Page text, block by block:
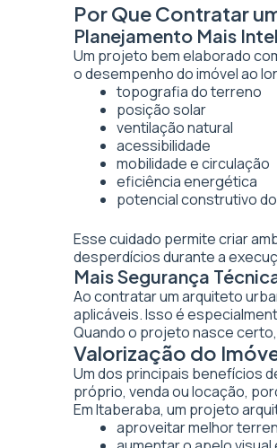
Por Que Contratar
Planejamento Mais
Um projeto bem elaborado
o desempenho do imóvel ao
topografia do terreno
posição solar
ventilação natural
acessibilidade
mobilidade e circulação
eficiência energética
potencial construtivo
Esse cuidado permite criar
desperdícios durante a
Mais Segurança
Ao contratar um arquiteto
aplicáveis. Isso é
Quando o projeto nasce
Valorização do
Um dos principais benefícios
próprio, venda ou locação,
Em Itaberaba, um projeto
aproveitar melhor